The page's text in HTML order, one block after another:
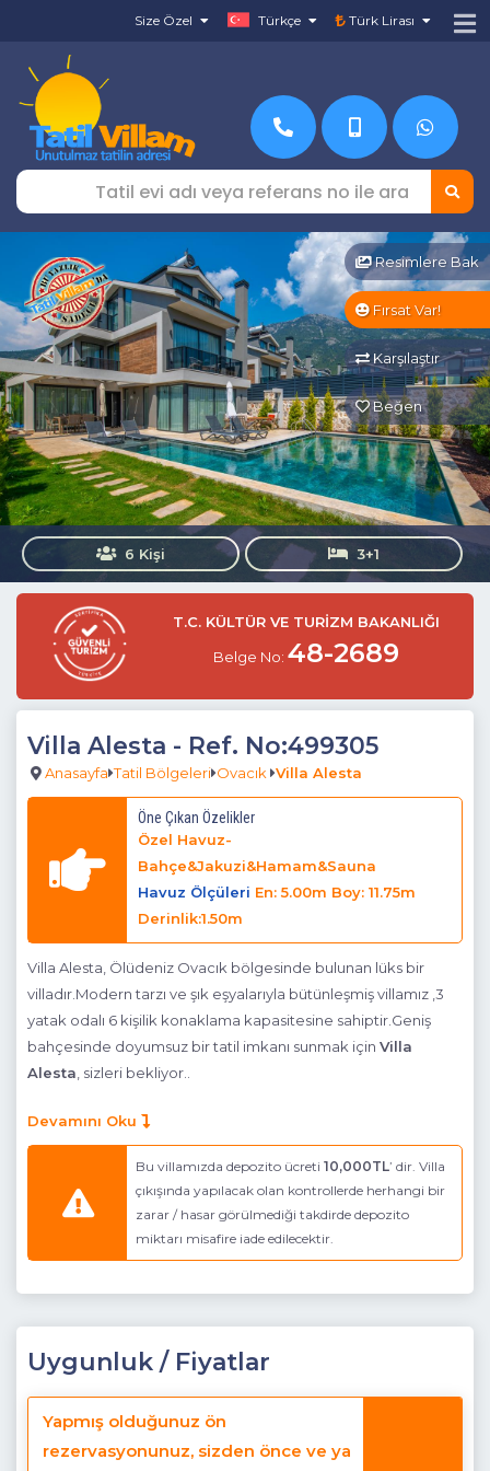
Size Özel Türkçe Türk Lirası
Resimlere Bak
Fırsat Var!
Karşılaştır
Beğen
6 Kişi 3+1
T.C. KÜLTÜR VE TURİZM BAKANLIĞI
Belge No: 48-2689
Villa Alesta - Ref. No:499305
Anasayfa Tatil Bölgeleri Ovacık Villa Alesta
Öne Çıkan Özelikler
Özel Havuz-
Bahçe&Jakuzi&Hamam&Sauna
Havuz Ölçüleri En: 5.00m Boy: 11.75m
Derinlik:1.50m
Villa Alesta, Ölüdeniz Ovacık bölgesinde bulunan lüks bir
villadır.Modern tarzı ve şık eşyalarıyla bütünleşmiş villamız ,3
yatak odalı 6 kişilik konaklama kapasitesine sahiptir.Geniş
bahçesinde doyumsuz bir tatil imkanı sunmak için Villa
Alesta , sizleri bekliyor..
Havuz Katı Terası
: 4 adet şezlong, şemsiye ,6 kişilik masa
sandalye,Oturma grubu
Havuz Ebatları:En:5.00m Boy:11.75 m Derinlik: 1.50 m
: Buzdolabı, Bulaşık makinesi, Mikrodalga fırın,
Elektrikli su ısıtıcısı, Türk Kahve Makinesi, Çaycı , Fırın, 4 ’lü
ocak, 6 kişilik yemek takımı, Tava, Tencereler, çatal, bıçak vb.
Devamını Oku
Bu villamızda depozito ücreti 10,000TL’ dir. Villa
çıkışında yapılacak olan kontrollerde herhangi bir
zarar / hasar görülmediği takdirde depozito
miktarı misafire iade edilecektir.
Uygunluk / Fiyatlar
Yapmış olduğunuz ön
rezervasyonunuz, sizden önce ve ya